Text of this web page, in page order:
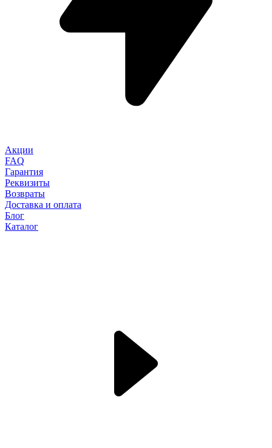
Акции
FAQ
Гарантия
Реквизиты
Возвраты
Доставка и оплата
Блог
Каталог